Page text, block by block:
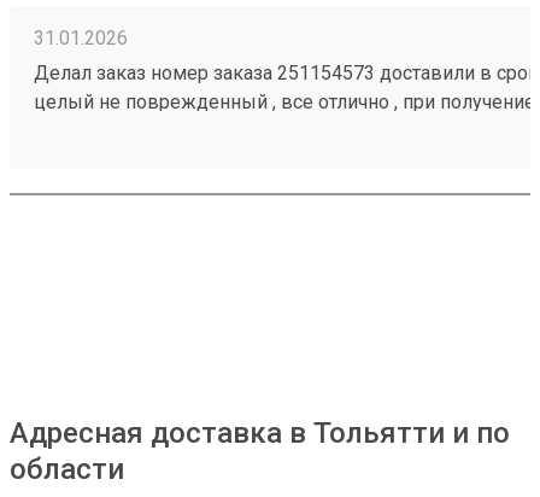
31.01.2026
Делал заказ номер заказа 251154573 доставили в
целый не поврежденный , все отлично , при
Адресная доставка в Тольятти и по
области